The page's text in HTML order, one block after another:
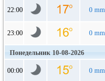
22:00 0 mm
23:00 0 mm
Понедельник 10-08-2026
00:00 0 mm